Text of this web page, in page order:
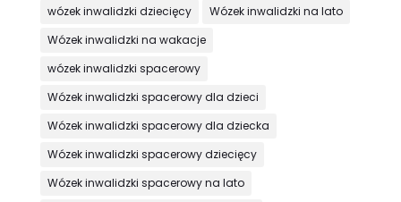
wózek inwalidzki dziecięcy
Wózek inwalidzki na lato
Wózek inwalidzki na wakacje
wózek inwalidzki spacerowy
Wózek inwalidzki spacerowy dla dzieci
Wózek inwalidzki spacerowy dla dziecka
Wózek inwalidzki spacerowy dziecięcy
Wózek inwalidzki spacerowy na lato